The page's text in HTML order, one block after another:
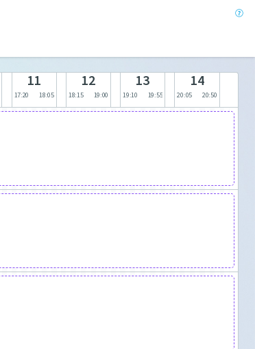
11
17:20 18:05
12
18:15 19:00
13
19:10 19:55
14
20:05 20:50